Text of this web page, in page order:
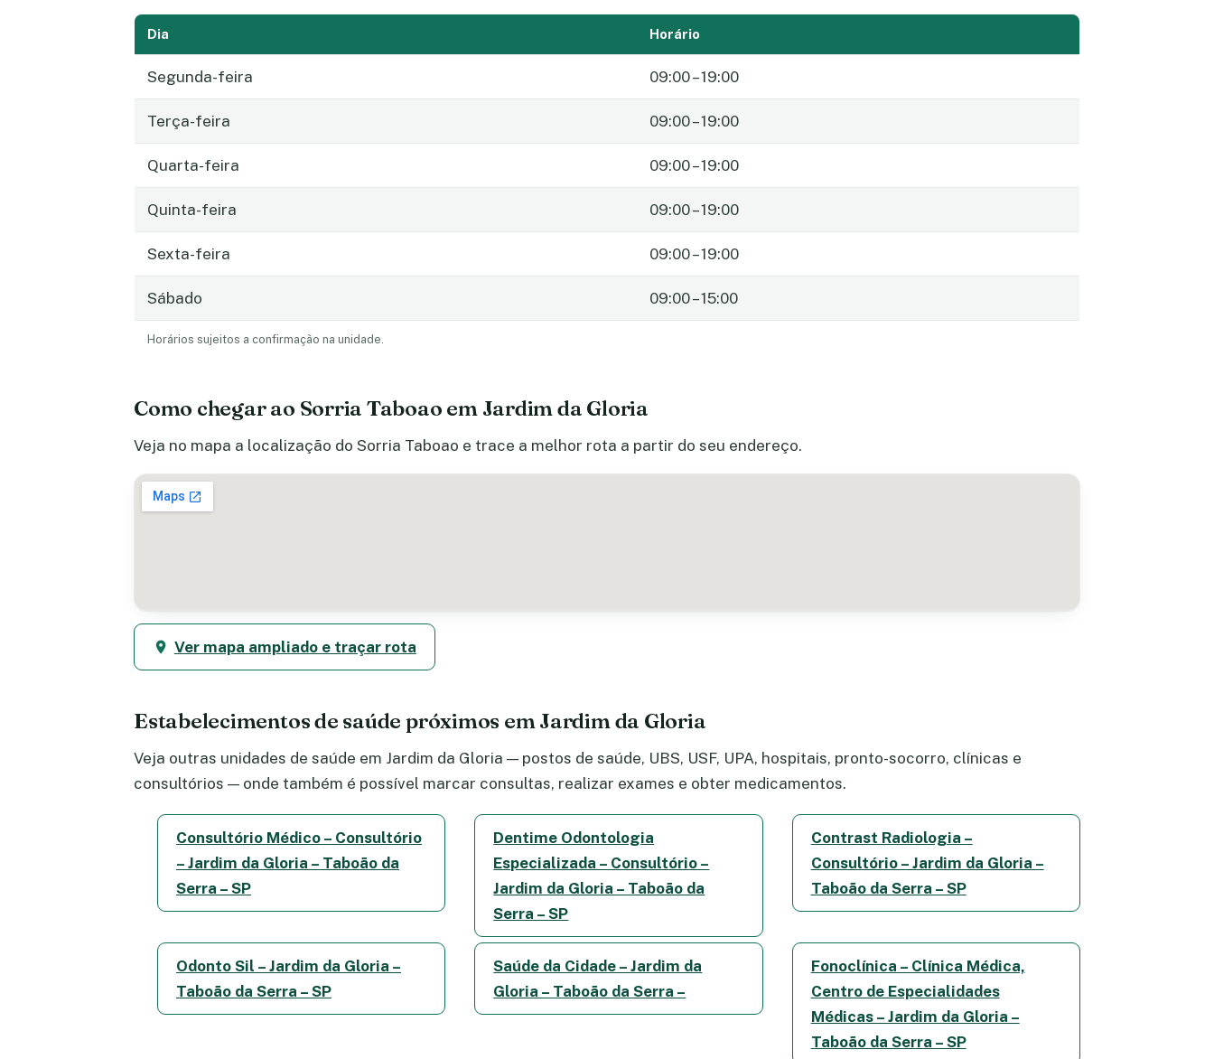
Dia Horário
Segunda-feira 09:00 – 19:00
Terça-feira 09:00 – 19:00
Quarta-feira 09:00 – 19:00
Quinta-feira 09:00 – 19:00
Sexta-feira 09:00 – 19:00
Sábado 09:00 – 15:00
Horários sujeitos a confirmação na unidade.
Como chegar ao Sorria Taboao em Jardim da Gloria
Veja no mapa a localização do Sorria Taboao e trace a melhor rota a partir do seu endereço.
Ver mapa ampliado e traçar rota
Estabelecimentos de saúde próximos em Jardim da Gloria
Veja outras unidades de saúde em Jardim da Gloria — postos de saúde, UBS, USF, UPA, hospitais, pronto-socorro, clínicas e
consultórios — onde também é possível marcar consultas, realizar exames e obter medicamentos.
Consultório Médico – Consultório
– Jardim da Gloria – Taboão da
Serra – SP
Dentime Odontologia
Especializada – Consultório –
Jardim da Gloria – Taboão da
Serra – SP
Contrast Radiologia –
Consultório – Jardim da Gloria –
Taboão da Serra – SP
Odonto Sil – Jardim da Gloria –
Taboão da Serra – SP
Saúde da Cidade – Jardim da
Gloria – Taboão da Serra –
Fonoclínica – Clínica Médica,
Centro de Especialidades
Médicas – Jardim da Gloria –
Taboão da Serra – SP